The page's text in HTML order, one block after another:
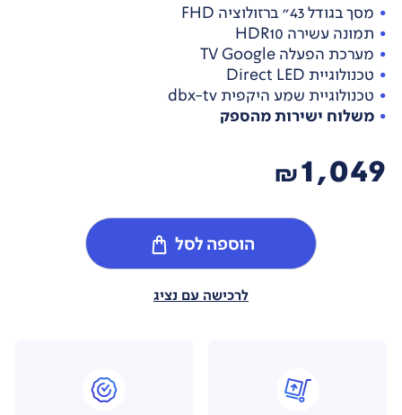
מסך בגודל 43" ברזולוציה FHD
תמונה עשירה HDR10
מערכת הפעלה TV Google
טכנולוגיית Direct LED
טכנולוגיית שמע היקפית dbx-tv
משלוח ישירות מהספק
1,049
₪
הוספה לסל
לרכישה עם נציג